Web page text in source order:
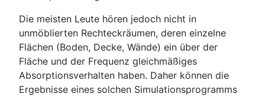
Die meisten Leute hören jedoch nicht in
unmöblierten Rechteckräumen, deren einzelne
Flächen (Boden, Decke, Wände) ein über der
Fläche und der Frequenz gleichmäßiges
Absorptionsverhalten haben. Daher können die
Ergebnisse eines solchen Simulationsprogramms